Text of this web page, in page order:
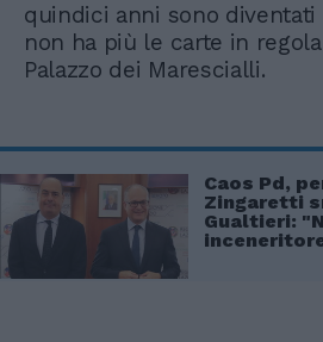
quindici anni sono
non ha più le carte in
Palazzo dei Marescialli.
Caos Pd,
Zingaretti
Gualtieri: